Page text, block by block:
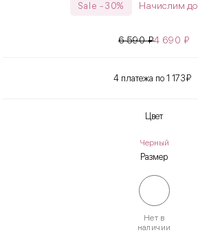
Sale -30% Начислим до
6 590₽4 690₽
4 платежа по 1 173₽
Цвет
Черный
Размер
Нет в
наличии